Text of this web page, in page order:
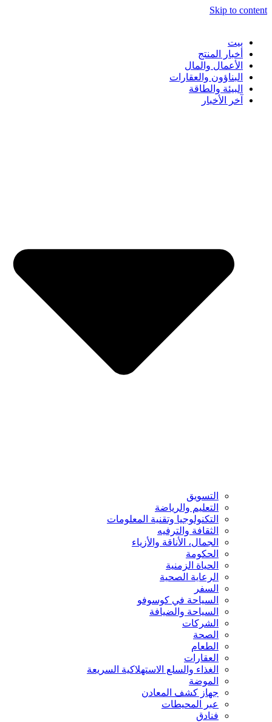
Skip to content
بيت
أخبار المنتج
الأعمال والمال
البناؤون والعقارات
البيئة والطاقة
آخر الأخبار
التسويق
التعليم والرياضة
التكنولوجيا وتقنية المعلومات
الثقافة والترفيه
الجمال، الأناقة والأزياء
الحكومة
الحياة الزمنية
الرعاية الصحية
السفر
السياحة في كوسوفو
السياحة والضيافة
الشركات
الصحة
الطعام
العقارات
الغذاء والسلع الاستهلاكية السريعة
الموضة
جهاز كشف المعادن
عبر المحيطات
فنادق